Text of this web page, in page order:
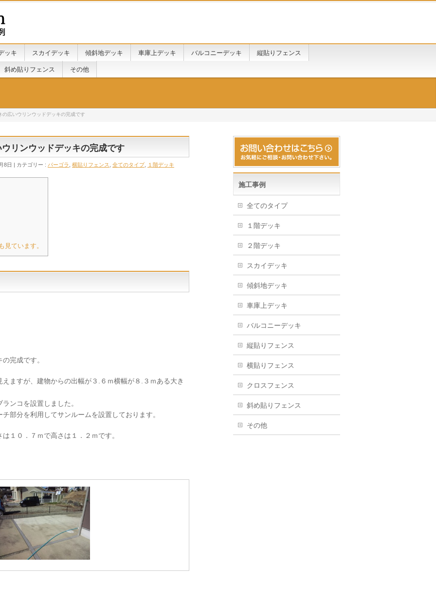
ッキ スカイデッキ 傾斜地デッキ 車庫上デッキ バルコニーデッキ 縦貼りフェンス
斜め貼りフェンス その他
広いウリンウッドデッキの完成です
リンウッドデッキの完成です
8日 カテゴリー : パーゴラ 横貼りフェンス 全てのタイプ, １階デッキ
ています。
完成です。
ますが、建物からの出幅が３.６ｍ横幅が８.３ｍある大き
ンコを設置しました。
部分を利用してサンルームを設置しております。
１０．７ｍで高さは１．２ｍです。
施工事例
全てのタイプ
１階デッキ
２階デッキ
スカイデッキ
傾斜地デッキ
車庫上デッキ
バルコニーデッキ
縦貼りフェンス
横貼りフェンス
クロスフェンス
斜め貼りフェンス
その他